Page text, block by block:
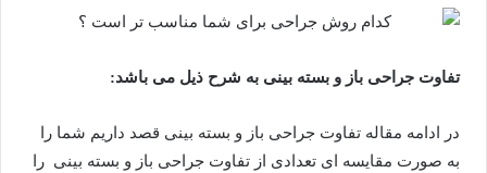
تفاوت جراحی باز و بسته بینی به شرح ذیل می باشد:
در ادامه مقاله تفاوت جراحی باز و بسته بینی قصد داریم شما را
به صورت مقایسه ای تعدادی از تفاوت جراحی باز و بسته بینی را